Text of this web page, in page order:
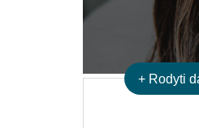
+ Rodyti